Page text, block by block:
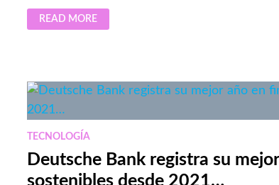
EL
CRECIMIENTO
LOS
MULTIMILLONARIOS
QUE
DESTRUYE
EL
PLANETA
READ MORE
TECNOLOGÍA
Deutsche Bank registra su
sostenibles desde 2021…